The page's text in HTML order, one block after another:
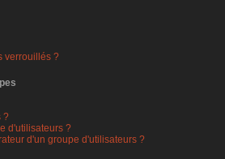
verrouillés ?
?
d'utilisateurs ?
d'un groupe d'utilisateurs ?